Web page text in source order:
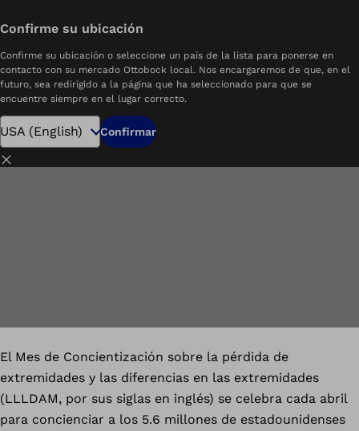
Confirme su ubicación
Confirme su ubicación o seleccione un país de la lista para ponerse en
contacto con su mercado Ottobock local. Nos encargaremos de que, en el
futuro, sea redirigido a la página que ha seleccionado para que se
encuentre siempre en el lugar correcto.
Confirmar
Entendiendo el Alcance Términos Clave PF
El Mes de Concientización sobre la pérdida de
extremidades y las diferencias en las extremidades
(LLLDAM, por sus siglas en inglés) se celebra cada abril
para concienciar a los 5.6 millones de estadounidenses